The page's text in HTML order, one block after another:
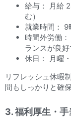
給与： 月給
む）
就業時間： 9
時間外労働
ランスが良好
休日： 月曜
リフレッシュ休暇
間もしっかりと確
3. 福利厚生・手